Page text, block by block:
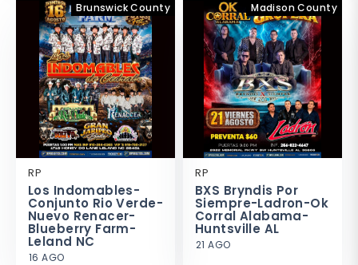
Brunswick County
RP
Los Indomables-
Conjunto Rio Verde-
Nuevo Renacer-
Blueberry Farm-
Leland NC
16 AGO
Madison County
RP
BXS Bryndis Por
Siempre-Ladron-Ok
Corral Alabama-
Huntsville AL
21 AGO